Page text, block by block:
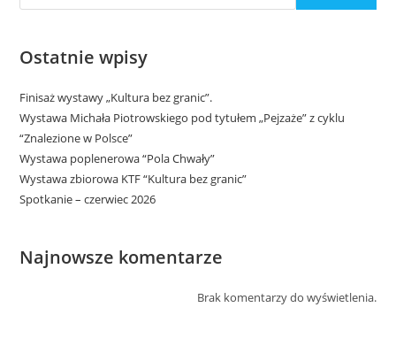
Ostatnie wpisy
Finisaż wystawy „Kultura bez granic”.
Wystawa Michała Piotrowskiego pod tytułem „Pejzaże” z cyklu
“Znalezione w Polsce”
Wystawa poplenerowa “Pola Chwały”
Wystawa zbiorowa KTF “Kultura bez granic”
Spotkanie – czerwiec 2026
Najnowsze komentarze
Brak komentarzy do wyświetlenia.